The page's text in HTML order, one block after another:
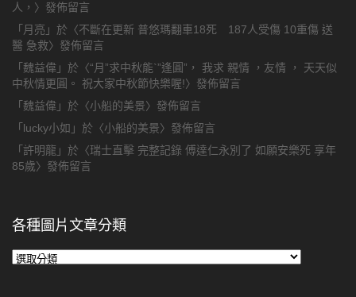
人， 〉發佈留言
「 月亮 」於〈不斷在更新 普悠瑪翻車18死 187人受傷 10重傷 送
醫 急救〉發佈留言
「 魏益偉 」於〈“月”求中秋能`”逢圓”， 我求 親情 ，友情 ， 天天似
中秋情更圓。 祝大家中秋節快樂喔!〉發佈留言
「 魏益偉 」於〈小船的美景〉發佈留言
「 lucky小如 」於〈小船的美景〉發佈留言
「許明龍 」於〈瑞士直擊 完整記錄 傅達仁永別了 如願安樂死 享年
85歲〉發佈留言
各種圖片文章分類
各